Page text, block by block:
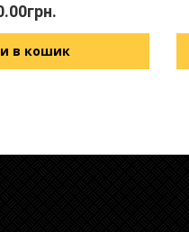
грн.
в кошик